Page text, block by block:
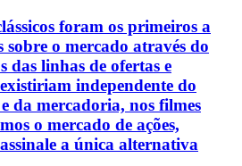
foram os primeiros a
o mercado através do
das linhas de ofertas e
independente do
da mercadoria, nos filmes
o mercado de ações,
a única alternativa